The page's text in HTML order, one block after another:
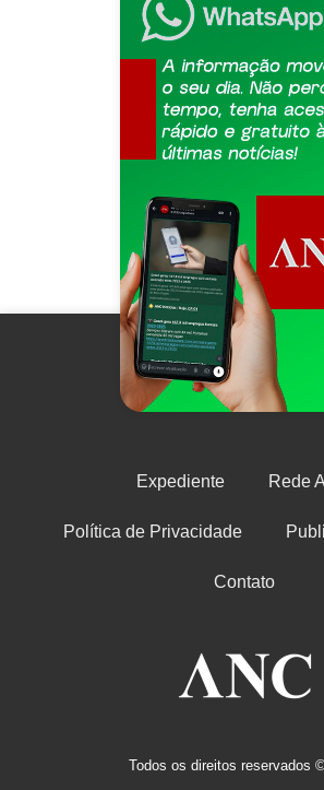
Expediente Rede
Política de Privacidade
Contato
Todos os direitos reservados